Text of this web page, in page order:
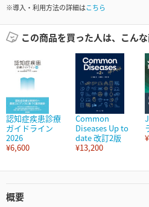
※導入・利用方法の詳細はこちら
この商品を買った人は、こんな
認知症疾患診療
ガイドライン
2026
¥6,600
Common
Diseases Up to
date 改訂2版
¥13,200
概要